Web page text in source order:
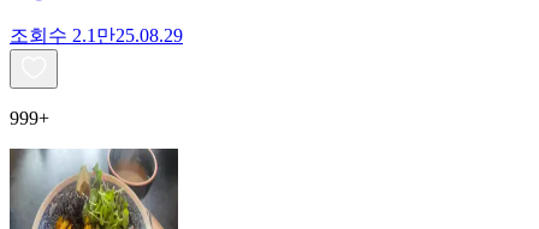
조회수 2.1만25.08.29
999+